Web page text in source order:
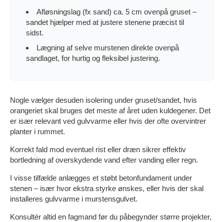
Afløsningslag (fx sand) ca. 5 cm ovenpå gruset –
sandet hjælper med at justere stenene præcist til
sidst.
Lægning af selve murstenen direkte ovenpå
sandlaget, for hurtig og fleksibel justering.
Nogle vælger desuden isolering under gruset/sandet, hvis
orangeriet skal bruges det meste af året uden kuldegener. Det
er især relevant ved gulvvarme eller hvis der ofte overvintrer
planter i rummet.
Korrekt fald mod eventuel rist eller dræn sikrer effektiv
bortledning af overskydende vand efter vanding eller regn.
I visse tilfælde anlægges et støbt betonfundament under
stenen – især hvor ekstra styrke ønskes, eller hvis der skal
installeres gulvvarme i murstensgulvet.
Konsultér altid en fagmand før du påbegynder større projekter,